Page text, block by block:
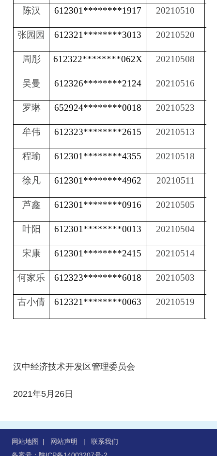
陈汉 612301********1917 20210510
张园园 612321********3013 20210520
周彤 612322********062X 20210508
吴曼 612326********2124 20210516
罗琳 652924********0018 20210523
牟伟 612323********2615 20210513
程瑜 612301********4355 20210518
徐凡 612301********4962 20210511
芦鑫 612301********0916 20210505
叶阳 612301********0013 20210504
宋康 612301********2415 20210514
何家乐 612323********6018 20210503
古小倩 612321********0063 20210519
汉中经济技术开发区管理委员会
2021年5月26日
网站地图 | 网站声明 | 联系我们